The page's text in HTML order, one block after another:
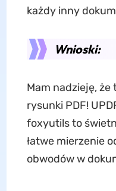
każdy inny
Wnioski:
Mam nadzieję, że
rysunki PDF!
foxyutils to
łatwe mierzenie
obwodów w